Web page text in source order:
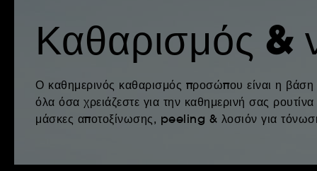
Καθαρισμός &
Ο καθημερινός καθαρισμός προσώπου είναι η
όλα όσα χρειάζεστε για την καθημερινή σας
μάσκες αποτοξίνωσης, peeling & λοσιόν για